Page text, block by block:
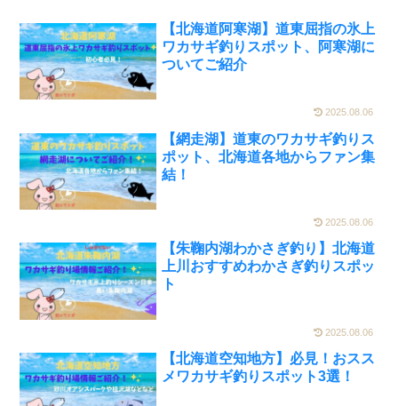
【北海道阿寒湖】道東屈指の氷上
ワカサギ釣りスポット、阿寒湖に
ついてご紹介
2025.08.06
【網走湖】道東のワカサギ釣りス
ポット、北海道各地からファン集
結！
2025.08.06
【朱鞠内湖わかさぎ釣り】北海道
上川おすすめわかさぎ釣りスポッ
ト
2025.08.06
【北海道空知地方】必見！おスス
メワカサギ釣りスポット3選！